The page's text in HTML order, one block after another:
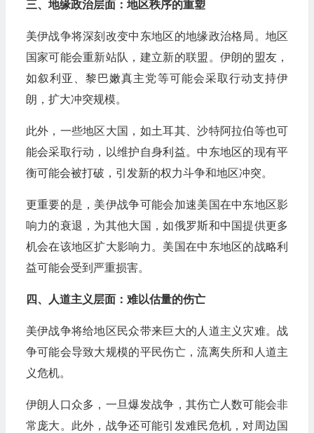
三、地缘政治层面：地区秩序的重塑
美伊战争将深刻改变中东地区的地缘政治格局。地区
国家可能会重新站队，建立新的联盟。伊朗的盟友，
如叙利亚、黎巴嫩真主党等可能会采取行动支持伊
朗，扩大冲突规模。
此外，一些地区大国，如土耳其、沙特阿拉伯等也可
能会采取行动，以维护自身利益。中东地区的现有平
衡可能会被打破，引发新的权力斗争和地区冲突。
更重要的是，美伊战争可能会加速美国在中东地区影
响力的衰退，为其他大国，如俄罗斯和中国提供更多
机会在该地区扩大影响力。美国在中东地区的战略利
益可能会受到严重损害。
四、人道主义层面：难以估量的伤亡
美伊战争将给地区民众带来巨大的人道主义灾难。战
争可能会导致大规模的平民伤亡，流离失所和人道主
义危机。
伊朗人口众多，一旦爆发战争，其伤亡人数可能会非
常庞大。此外，战争还可能引发难民危机，对周边国